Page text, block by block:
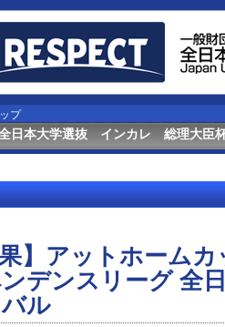
プ
日本大学選抜 インカレ 総理大臣
果】アットホーム
デンスリーグ 全
ル